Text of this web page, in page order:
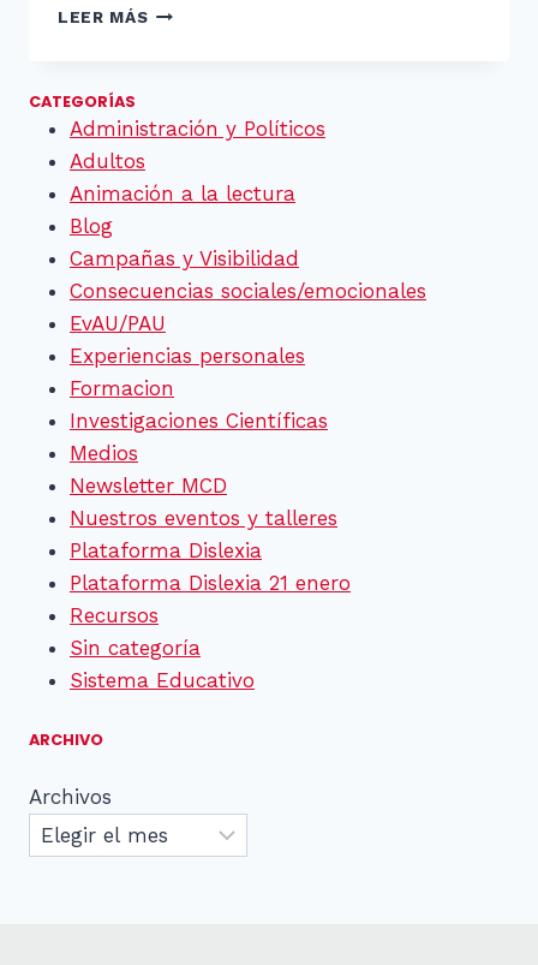
LEER MÁSDISLEXIA
EUROVISIÓN
CATEGORÍAS
Administración y Políticos
Adultos
Animación a la lectura
Blog
Campañas y Visibilidad
Consecuencias sociales/emocionales
EvAU/PAU
Experiencias personales
Formacion
Investigaciones Científicas
Medios
Newsletter MCD
Nuestros eventos y talleres
Plataforma Dislexia
Plataforma Dislexia 21 enero
Recursos
Sin categoría
Sistema Educativo
ARCHIVO
Archivos